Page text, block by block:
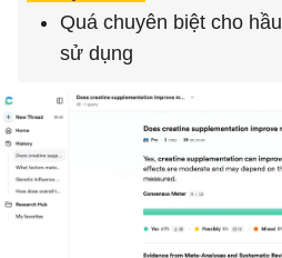
Quá chuyên biệt cho
sử dụng